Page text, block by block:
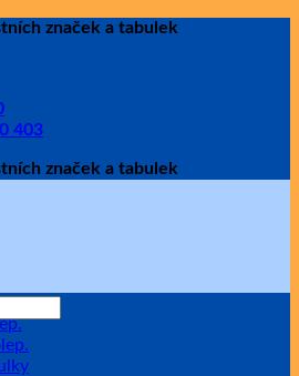
značek a tabulek
403
značek a tabulek